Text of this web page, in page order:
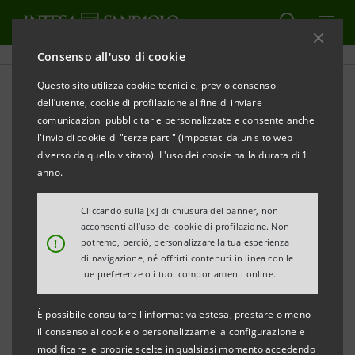
Consenso all'uso di cookie
Questo sito utilizza cookie tecnici e, previo consenso
dell’utente, cookie di profilazione al fine di inviare
comunicazioni pubblicitarie personalizzate e consente anche
l'invio di cookie di "terze parti" (impostati da un sito web
diverso da quello visitato). L'uso dei cookie ha la durata di 1
anno.
!
Cliccando sulla [x] di chiusura del banner, non
acconsenti all’uso dei cookie di profilazione. Non
potremo, perciò, personalizzare la tua esperienza
di navigazione, né offrirti contenuti in linea con le
tue preferenze o i tuoi comportamenti online.
È possibile consultare l'informativa estesa, prestare o meno
il consenso ai cookie o personalizzarne la configurazione e
modificare le proprie scelte in qualsiasi momento accedendo
EDUCAZIONE
Viaggio nelle Università
I giovani più di chiunque altro hanno bisogno di
conoscere, di vivere, di sperimentare per pensare,
ragionare, sintetizzare e dare senso ai loro
comportamenti. Crescere significa migliorare sé
stessi, sviluppare le proprie potenzialità e rendere